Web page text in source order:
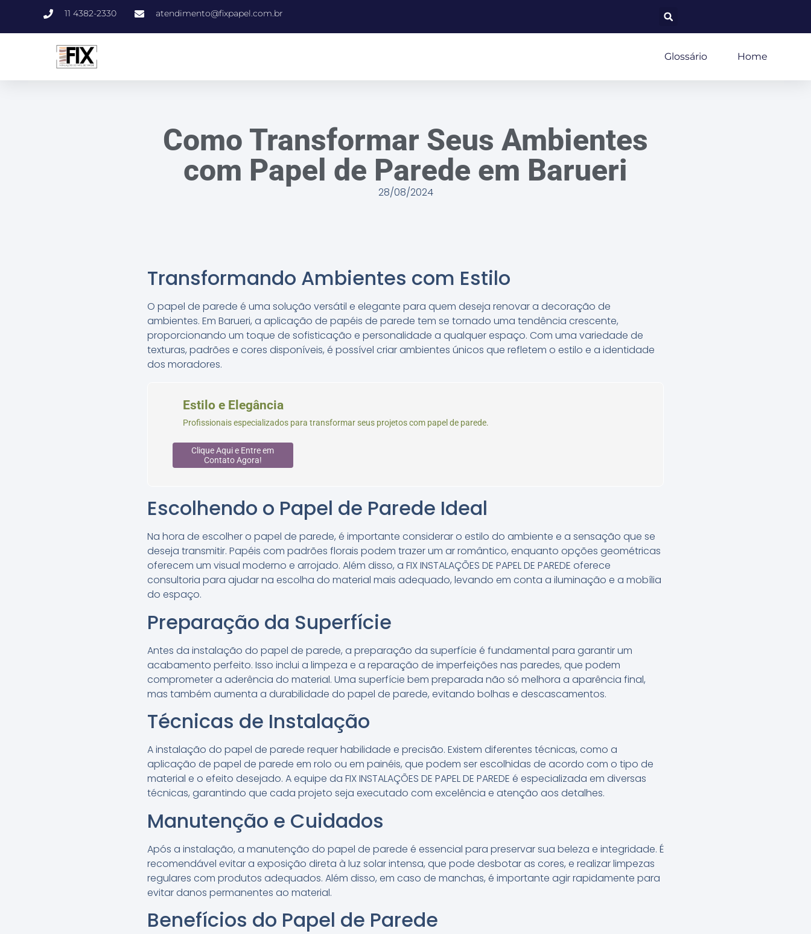
11 4382-2330 atendimento@fixpapel.com.br
Glossário Home
Como Transformar Seus Ambientes
com Papel de Parede em Barueri
28/08/2024
Transformando Ambientes com Estilo
O papel de parede é uma solução versátil e elegante para quem deseja renovar a decoração de
ambientes. Em Barueri, a aplicação de papéis de parede tem se tornado uma tendência crescente,
proporcionando um toque de sofisticação e personalidade a qualquer espaço. Com uma variedade de
texturas, padrões e cores disponíveis, é possível criar ambientes únicos que refletem o estilo e a identidade
dos moradores.
Estilo e Elegância
Profissionais especializados para transformar seus projetos com papel de parede.
Clique Aqui e Entre em
Contato Agora!
Escolhendo o Papel de Parede Ideal
Na hora de escolher o papel de parede, é importante considerar o estilo do ambiente e a sensação que se
deseja transmitir. Papéis com padrões florais podem trazer um ar romântico, enquanto opções geométricas
oferecem um visual moderno e arrojado. Além disso, a FIX INSTALAÇÕES DE PAPEL DE PAREDE oferece
consultoria para ajudar na escolha do material mais adequado, levando em conta a iluminação e a mobília
do espaço.
Preparação da Superfície
Antes da instalação do papel de parede, a preparação da superfície é fundamental para garantir um
acabamento perfeito. Isso inclui a limpeza e a reparação de imperfeições nas paredes, que podem
comprometer a aderência do material. Uma superfície bem preparada não só melhora a aparência final,
mas também aumenta a durabilidade do papel de parede, evitando bolhas e descascamentos.
Técnicas de Instalação
A instalação do papel de parede requer habilidade e precisão. Existem diferentes técnicas, como a
aplicação de papel de parede em rolo ou em painéis, que podem ser escolhidas de acordo com o tipo de
material e o efeito desejado. A equipe da FIX INSTALAÇÕES DE PAPEL DE PAREDE é especializada em diversas
técnicas, garantindo que cada projeto seja executado com excelência e atenção aos detalhes.
Manutenção e Cuidados
Após a instalação, a manutenção do papel de parede é essencial para preservar sua beleza e integridade. É
recomendável evitar a exposição direta à luz solar intensa, que pode desbotar as cores, e realizar limpezas
regulares com produtos adequados. Além disso, em caso de manchas, é importante agir rapidamente para
evitar danos permanentes ao material.
Benefícios do Papel de Parede